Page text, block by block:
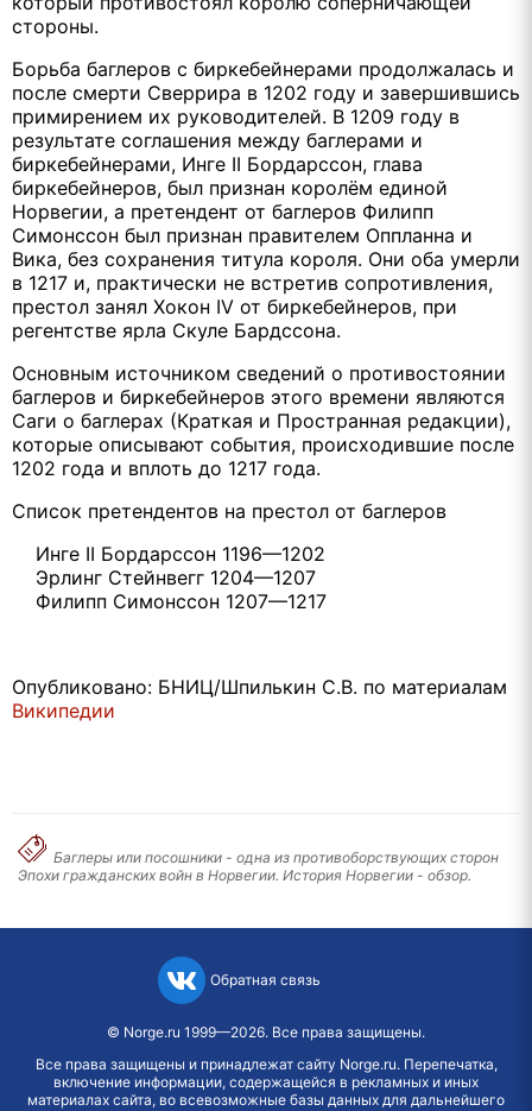
стороны.
Борьба баглеров с биркебейнерами продолжалась и
после смерти Сверрира в 1202 году и завершившись
примирением их руководителей. В 1209 году в
результате соглашения между баглерами и
биркебейнерами, Инге II Бордарссон, глава
биркебейнеров, был признан королём единой
Норвегии, а претендент от баглеров Филипп
Симонссон был признан правителем Оппланна и
Вика, без сохранения титула короля. Они оба умерли
в 1217 и, практически не встретив сопротивления,
престол занял Хокон IV от биркебейнеров, при
регентстве ярла Скуле Бардссона.
Основным источником сведений о противостоянии
баглеров и биркебейнеров этого времени являются
Саги о баглерах (Краткая и Пространная редакции),
которые описывают события, происходившие после
1202 года и вплоть до 1217 года.
Список претендентов на престол от баглеров
Инге II Бордарссон 1196—1202
Эрлинг Стейнвегг 1204—1207
Филипп Симонссон 1207—1217
Опубликовано: БНИЦ/Шпилькин С.В. по материалам
Википедии
Баглеры или посошники - одна из противоборствующих сторон
Эпохи гражданских войн в Норвегии. История Норвегии - обзор.
Обратная связь
© Norge.ru 1999—2026. Все права защищены.
Все права защищены и принадлежат сайту Norge.ru. Перепечатка,
включение информации, содержащейся в рекламных и иных
материалах сайта, во всевозможные базы данных для дальнейшего